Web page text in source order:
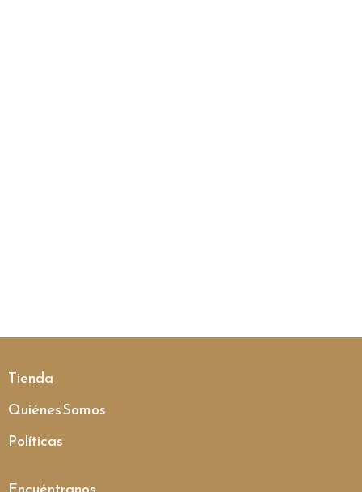
Tienda
Quiénes Somos
Políticas